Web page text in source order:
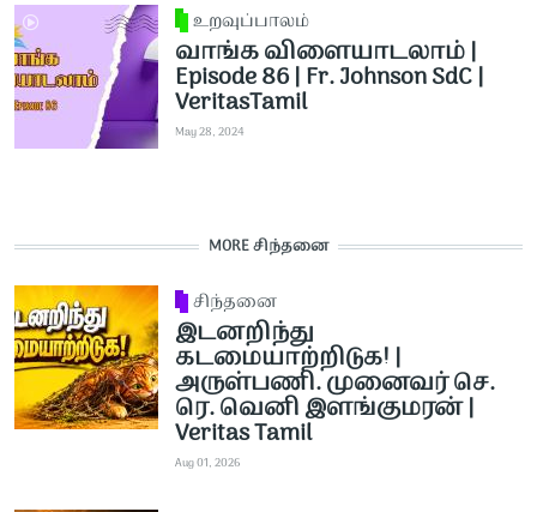
உறவுப்பாலம்
வாங்க விளையாடலாம் |
Episode 86 | Fr. Johnson SdC |
VeritasTamil
May 28, 2024
MORE சிந்தனை
சிந்தனை
இடனறிந்து
கடமையாற்றிடுக! |
அருள்பணி. முனைவர் செ.
ரெ. வெனி இளங்குமரன் |
Veritas Tamil
Aug 01, 2026